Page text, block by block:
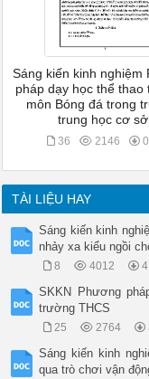
Sáng kiến kinh nghiệm
pháp dạy học thể thao
môn Bóng đá trong
trung học cơ sở
36 2146 0
TÀI LIỆU HAY
Sáng kiến kinh
nhảy xa kiểu ngồi
8 4012 4
SKKN Phương
trường THCS
25 2764
Sáng kiến kinh
qua trò chơi vận